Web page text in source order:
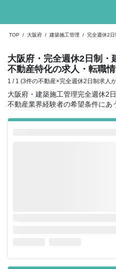
TOP / 大阪府 / 建築施工管理 / 完全週休2日
大阪府・完全週休2日制・
不動産特化の求人・転職
1 / 1 (3件の不動産×完全週休2日制求人
大阪府・建築施工管理完全週休2
不動産業界経験者の希望条件にあ